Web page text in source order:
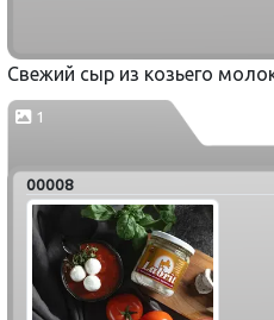
Свежий сыр из козьего
1
00008